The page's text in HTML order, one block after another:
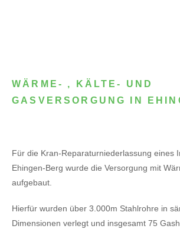
WÄRME- , KÄLTE- UND
GASVERSORGUNG IN
Für die Kran-Reparaturniederlassung eines
Ehingen-Berg wurde die Versorgung mit
aufgebaut.
Hierfür wurden über 3.000m Stahlrohre in
Dimensionen verlegt und insgesamt 75